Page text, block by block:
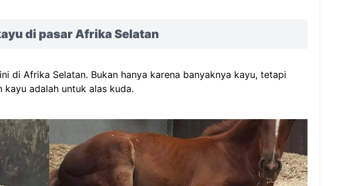
di pasar Afrika Selatan
di Afrika Selatan. Bukan hanya karena banyaknya kayu, tetapi
kayu adalah untuk alas kuda.